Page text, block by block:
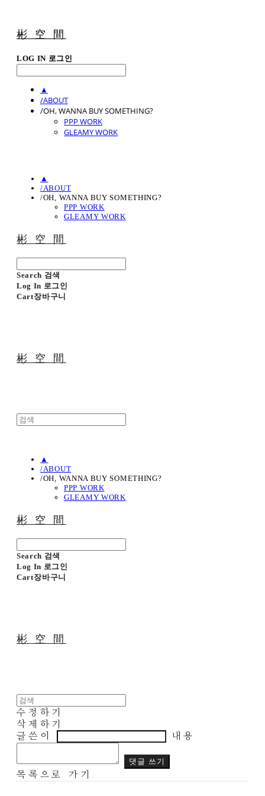
彬 空 間
LOG IN 로그인
▲
/ABOUT
/OH, WANNA BUY SOMETHING?
PPP WORK
GLEAMY WORK
▲
/ABOUT
/OH, WANNA BUY SOMETHING?
PPP WORK
GLEAMY WORK
彬 空 間
Search 검색
Log In 로그인
Cart장바구니
彬 空 間
▲
/ABOUT
/OH, WANNA BUY SOMETHING?
PPP WORK
GLEAMY WORK
彬 空 間
Search 검색
Log In 로그인
Cart장바구니
彬 空 間
수정하기
삭제하기
글쓴이
내용
댓글 쓰기
목록으로 가기